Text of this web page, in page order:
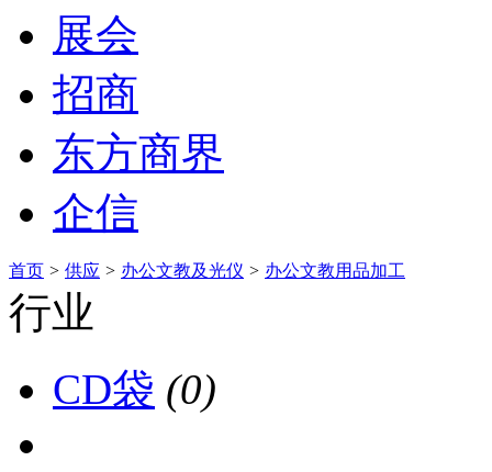
展会
招商
东方商界
企信
首页 > 供应 > 办公文教及光仪 > 办公文教用品加工
行业
CD袋 (0)